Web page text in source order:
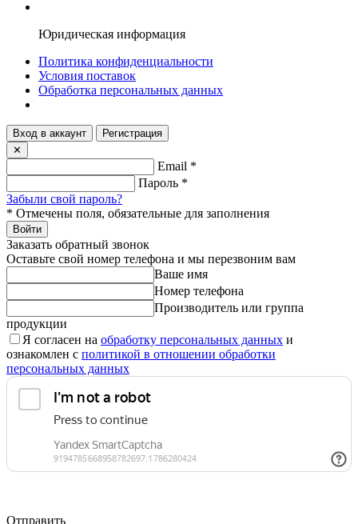
Юридическая информация
Политика конфиденциальности
Условия поставок
Обработка персональных данных
Вход в аккаунт
Регистрация
✕
Email *
Пароль *
Забыли свой пароль?
* Отмечены поля, обязательные для заполнения
Войти
Заказать обратный звонок
Оставьте свой номер телефона и мы перезвоним вам
Ваше имя
Номер телефона
Производитель или группа
продукции
Я согласен на обработку персональных данных и
ознакомлен с политикой в отношении обработки
персональных данных
Отправить